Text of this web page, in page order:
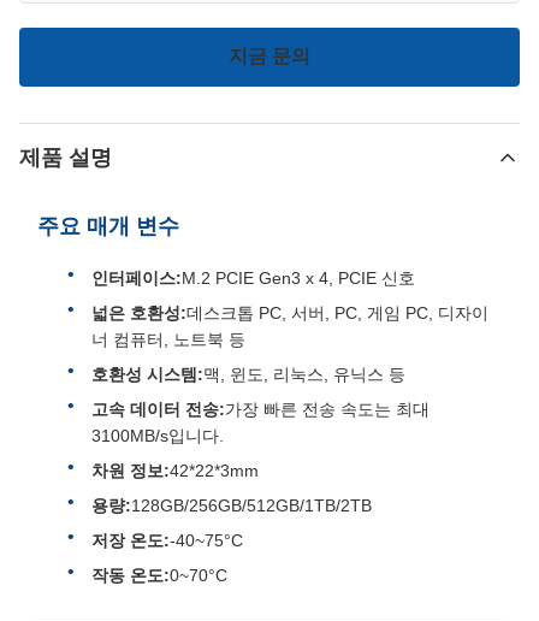
지금 문의
제품 설명
주요 매개 변수
인터페이스:M.2 PCIE Gen3 x 4, PCIE 신호
넓은 호환성:데스크톱 PC, 서버, PC, 게임 PC, 디자이
너 컴퓨터, 노트북 등
호환성 시스템:맥, 윈도, 리눅스, 유닉스 등
고속 데이터 전송:가장 빠른 전송 속도는 최대
3100MB/s입니다.
차원 정보:42*22*3mm
용량:128GB/256GB/512GB/1TB/2TB
저장 온도:-40~75°C
작동 온도:0~70°C